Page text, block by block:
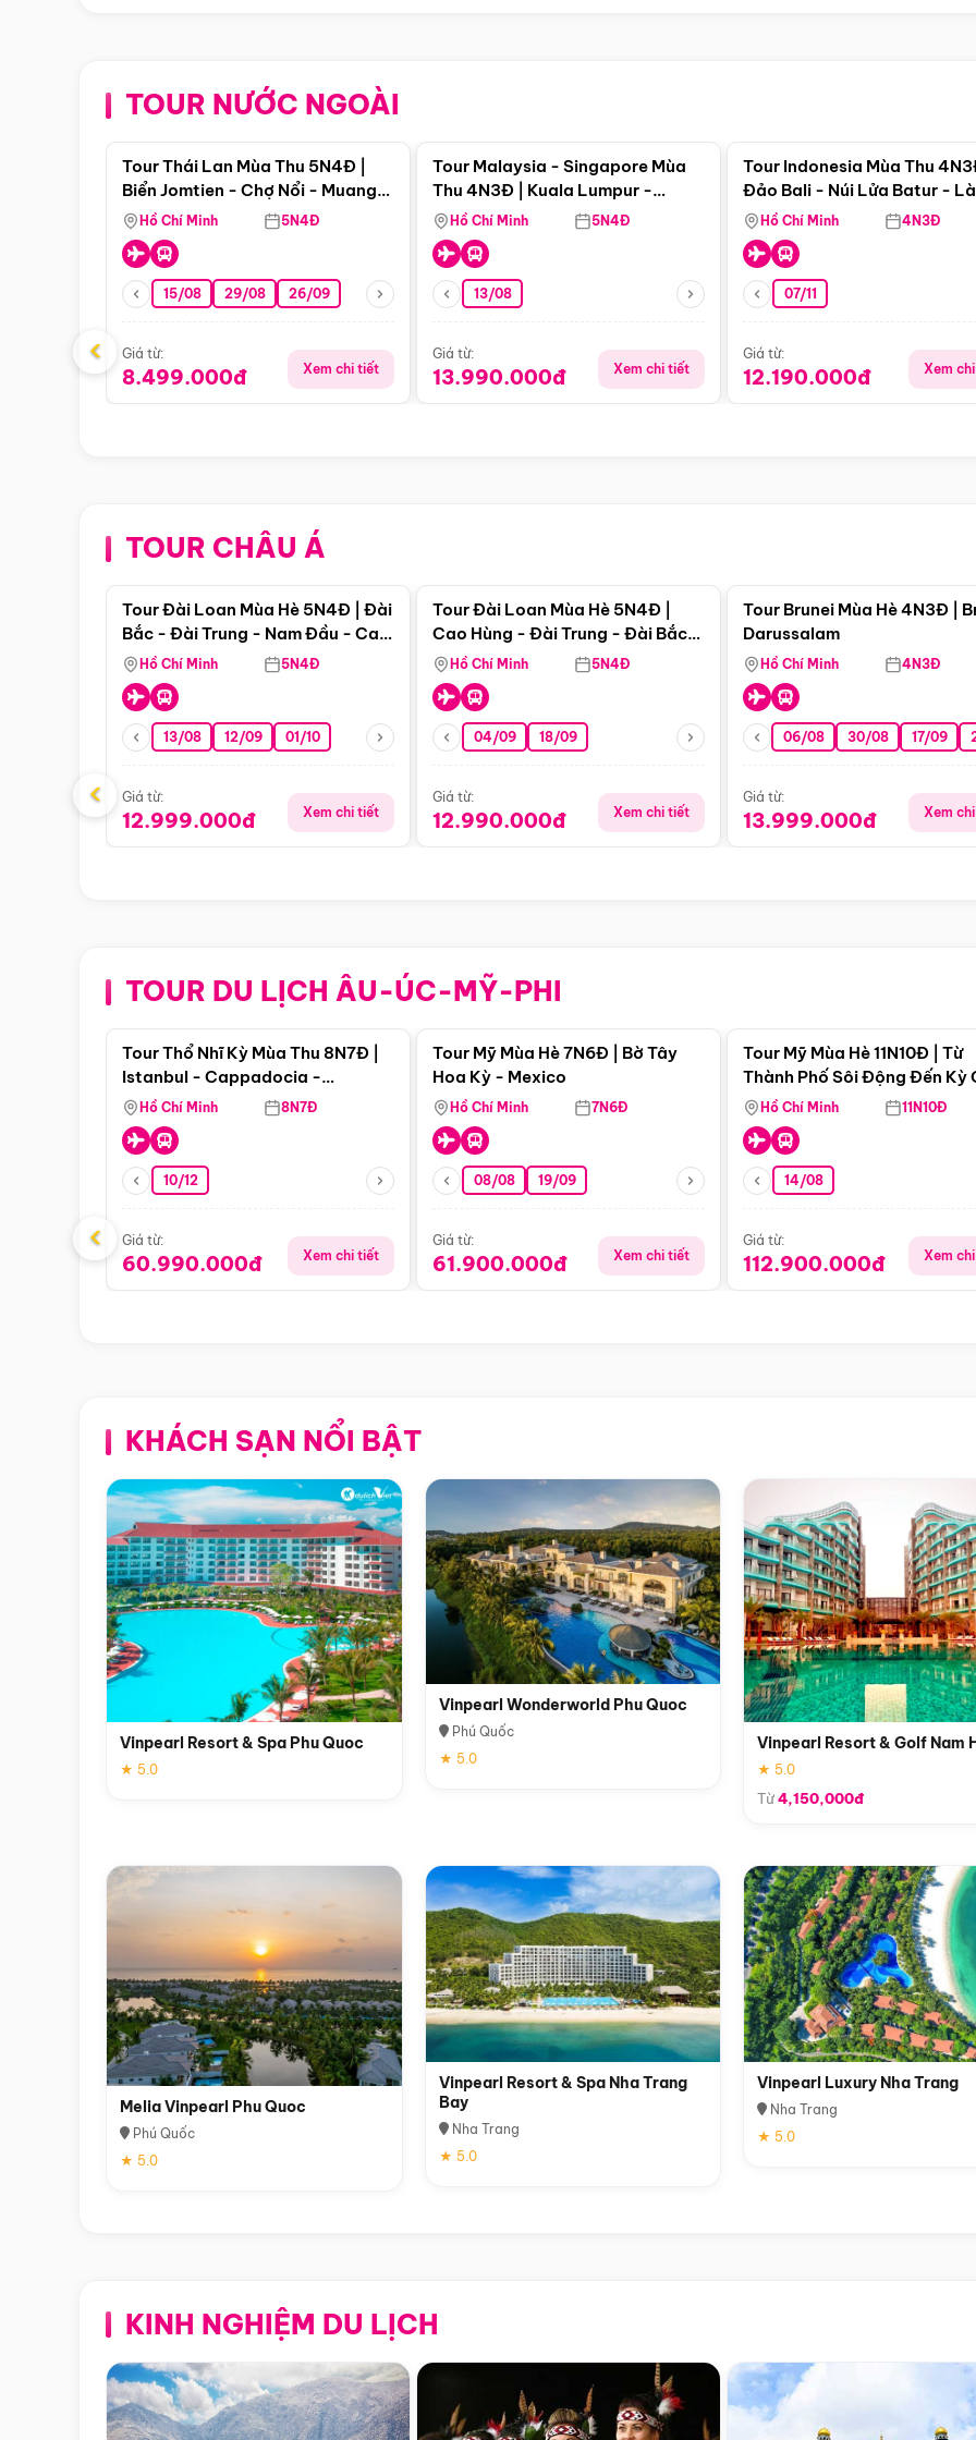
TOUR NƯỚC NGOÀI
Điểm nổi bật
Tour Thái Lan Mùa Thu 5N4Đ |
Biển Jomtien - Chợ Nổi - Muang
Boran - Suanthai
Hồ Chí Minh 5N4Đ
15/08 29/08 26/09
Giá từ:
8.499.000đ Xem chi tiết
Tour Malaysia - Singapore Mùa
Thu 4N3Đ | Kuala Lumpur -
Malacca - Johor Baru -
Singapore
Hồ Chí Minh 5N4Đ
13/08
Giá từ:
13.990.000đ Xem chi tiết
Tour Indonesia Mùa Thu
Đảo Bali - Núi Lửa Batur -
Penglipuran
Hồ Chí Minh 4N3Đ
07/11
Giá từ:
12.190.000đ Xem
‹
TOUR CHÂU ÁĐiểm nổi bật
Tour Đài Loan Mùa Hè 5N4Đ | Đài
Bắc - Đài Trung - Nam Đầu - Cao
Hùng ( Bay Vn)
Hồ Chí Minh 5N4Đ
13/08 12/09 01/10
Giá từ:
12.999.000đ Xem chi tiết
Tour Đài Loan Mùa Hè 5N4Đ |
Cao Hùng - Đài Trung - Đài Bắc
(Bay Vj)
Hồ Chí Minh 5N4Đ
04/09 18/09
Giá từ:
12.990.000đ Xem chi tiết
Tour Brunei Mùa Hè 4N3Đ |
Darussalam
Hồ Chí Minh 4N3Đ
06/08 30/08 17/09
Giá từ:
13.999.000đ Xem
‹
TOUR DU LỊCH ÂU-ÚC-MỸ-PHI
Điểm nổi bật
Tour Thổ Nhĩ Kỳ Mùa Thu 8N7Đ |
Istanbul - Cappadocia -
Pamukkale
Hồ Chí Minh 8N7Đ
10/12
Giá từ:
60.990.000đ Xem chi tiết
Tour Mỹ Mùa Hè 7N6Đ | Bờ Tây
Hoa Kỳ - Mexico
Hồ Chí Minh 7N6Đ
08/08 19/09
Giá từ:
61.900.000đ Xem chi tiết
Tour Mỹ Mùa Hè 11N10Đ | Từ
Thành Phố Sôi Động Đến Kỳ
Thiên Nhiên Mỹ
Hồ Chí Minh 11N10Đ
14/08
Giá từ:
112.900.000đ Xem
‹
KHÁCH SẠN NỔI BẬT
Vinpearl Resort & Spa Phu Quoc
★ 5.0
Vinpearl Wonderworld Phu Quoc
Phú Quốc
★ 5.0
Vinpearl Resort & Golf Nam
★ 5.0
Từ4,150,000đ
Melia Vinpearl Phu Quoc
Phú Quốc
★ 5.0
Vinpearl Resort & Spa Nha Trang
Bay
Nha Trang
★ 5.0
Vinpearl Luxury Nha Trang
Nha Trang
★ 5.0
KINH NGHIỆM DU LỊCH